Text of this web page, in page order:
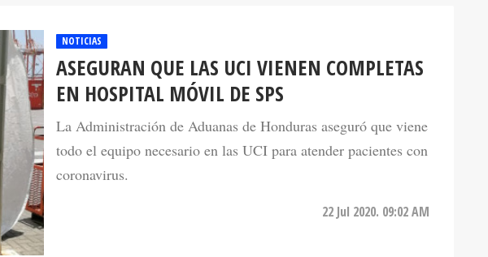
NOTICIAS
ASEGURAN QUE LAS UCI VIENEN COMPLETAS
EN HOSPITAL MÓVIL DE SPS
La Administración de Aduanas de Honduras aseguró que viene
todo el equipo necesario en las UCI para atender pacientes con
coronavirus.
22 Jul 2020. 09:02 AM